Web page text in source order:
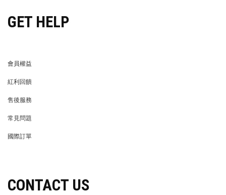
GET HELP
會員權益
紅利回饋
售後服務
常見問題
國際訂單
CONTACT US